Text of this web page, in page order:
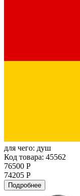
для чего: душ
Код товара: 45562
76500 Р
74205 Р
Подробнее